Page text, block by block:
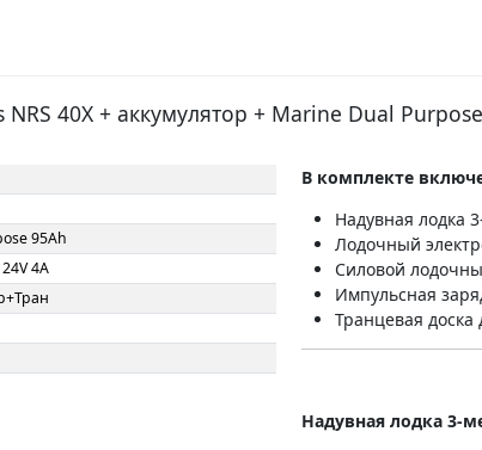
NRS 40X + аккумулятор + Marine Dual
95Ah
4A
В комплекте
Надувная лодка
Лодочный
Силовой
Импульсная
Транцевая доска
Надувная лодка 3-